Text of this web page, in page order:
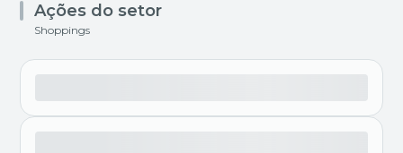
Ações do setor
Shoppings